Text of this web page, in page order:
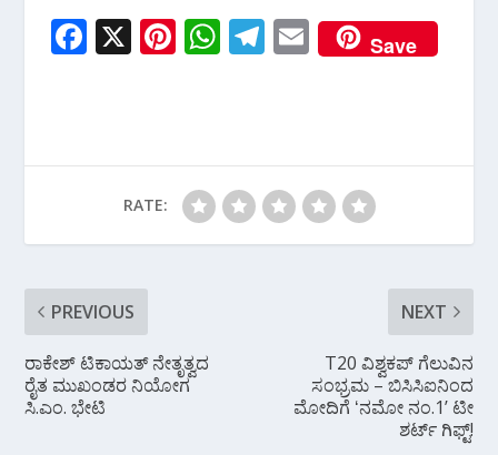
F
o
k
X Pi
st
W
A
p
p
T
a
m
E
m
Save
RATE:
PREVIOUS
ರಾಕೇಶ್ ಟಿಕಾಯತ್ ನೇತೃತ್ವದ
ರೈತ ಮುಖಂಡರ ನಿಯೋಗ
ಸಿ.ಎಂ. ಭೇಟಿ
NEXT
T20 ವಿಶ್ವಕಪ್‌ ಗೆಲುವಿನ
ಸಂಭ್ರಮ – ಬಿಸಿಸಿಐನಿಂದ
ಮೋದಿಗೆ ʻನಮೋ ನಂ.1ʼ ಟೀ
ಶರ್ಟ್‌ ಗಿಫ್ಟ್‌!